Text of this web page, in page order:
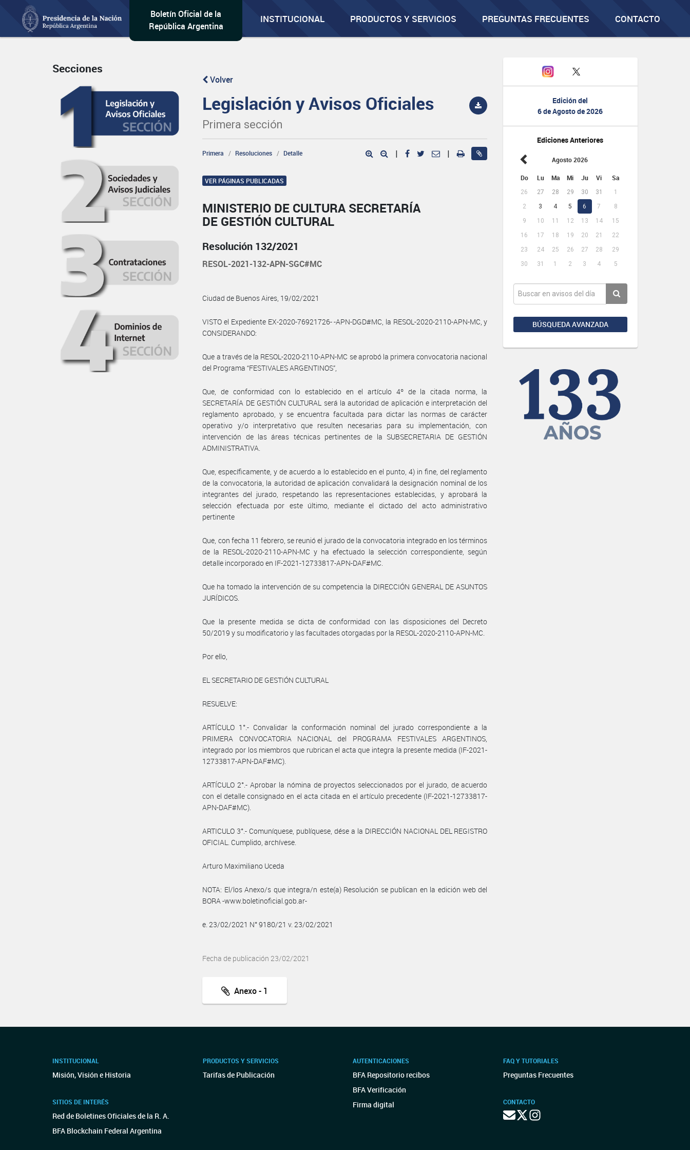
Boletín Oficial de la
República Argentina
INSTITUCIONAL PRODUCTOS Y SERVICIOS PREGUNTAS FRECUENTES CONTACTO
Edición del
6 de Agosto de 2026
Ediciones Anteriores
Agosto 2026
Do Lu Ma Mi Ju Vi Sa
26 27 28 29 30 31
1
2
3 4 5 6 7
8
9
10 11 12 13 14
15
16
17 18 19 20 21
22
23
24 25 26 27 28
29
30
31 1 2 3 4 5
BÚSQUEDA AVANZADA
Secciones
Volver
Legislación y Avisos Oficiales
Primera sección
Primera Resoluciones Detalle | |
VER PÁGINAS PUBLICADAS
MINISTERIO DE CULTURA SECRETARÍA
DE GESTIÓN CULTURAL
Resolución 132/2021
RESOL-2021-132-APN-SGC#MC
Ciudad de Buenos Aires, 19/02/2021
VISTO el Expediente EX-2020-76921726- -APN-DGD#MC, la RESOL-2020-2110-APN-MC, y
CONSIDERANDO:
Que a través de la RESOL-2020-2110-APN-MC se aprobó la primera convocatoria nacional
del Programa “FESTIVALES ARGENTINOS”,
Que, de conformidad con lo establecido en el artículo 4º de la citada norma, la
SECRETARÍA DE GESTIÓN CULTURAL será la autoridad de aplicación e interpretación del
reglamento aprobado, y se encuentra facultada para dictar las normas de carácter
operativo y/o interpretativo que resulten necesarias para su implementación, con
intervención de las áreas técnicas pertinentes de la SUBSECRETARIA DE GESTIÓN
ADMINISTRATIVA.
Que, específicamente, y de acuerdo a lo establecido en el punto, 4) in fine, del reglamento
de la convocatoria, la autoridad de aplicación convalidará la designación nominal de los
integrantes del jurado, respetando las representaciones establecidas, y aprobará la
selección efectuada por este último, mediante el dictado del acto administrativo
pertinente
Que, con fecha 11 febrero, se reunió el jurado de la convocatoria integrado en los términos
de la RESOL-2020-2110-APN-MC y ha efectuado la selección correspondiente, según
detalle incorporado en IF-2021-12733817-APN-DAF#MC.
Que ha tomado la intervención de su competencia la DIRECCIÓN GENERAL DE ASUNTOS
JURÍDICOS.
Que la presente medida se dicta de conformidad con las disposiciones del Decreto
50/2019 y su modificatorio y las facultades otorgadas por la RESOL-2020-2110-APN-MC.
Por ello,
EL SECRETARIO DE GESTIÓN CULTURAL
RESUELVE:
ARTÍCULO 1°.- Convalidar la conformación nominal del jurado correspondiente a la
PRIMERA CONVOCATORIA NACIONAL del PROGRAMA FESTIVALES ARGENTINOS,
integrado por los miembros que rubrican el acta que integra la presente medida (IF-2021-
12733817-APN-DAF#MC).
ARTÍCULO 2°.- Aprobar la nómina de proyectos seleccionados por el jurado, de acuerdo
con el detalle consignado en el acta citada en el artículo precedente (IF-2021-12733817-
APN-DAF#MC).
ARTICULO 3°.- Comuníquese, publíquese, dése a la DIRECCIÓN NACIONAL DEL REGISTRO
OFICIAL. Cumplido, archívese.
Arturo Maximiliano Uceda
NOTA: El/los Anexo/s que integra/n este(a) Resolución se publican en la edición web del
BORA -www.boletinoficial.gob.ar-
e. 23/02/2021 N° 9180/21 v. 23/02/2021
Fecha de publicación 23/02/2021
Anexo - 1
INSTITUCIONAL
Misión, Visión e Historia
SITIOS DE INTERÉS
Red de Boletines Oficiales de la R. A.
BFA Blockchain Federal Argentina
PRODUCTOS Y SERVICIOS
Tarifas de Publicación
AUTENTICACIONES
BFA Repositorio recibos
BFA Verificación
Firma digital
FAQ Y TUTORIALES
Preguntas Frecuentes
CONTACTO